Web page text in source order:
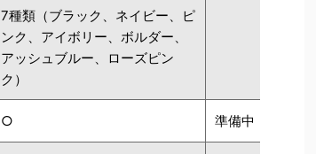
7種類（ブラック、ネイビー、ピ
ンク、アイボリー、ボルダー、
アッシュブルー、ローズピン
ク）
○ 準備中